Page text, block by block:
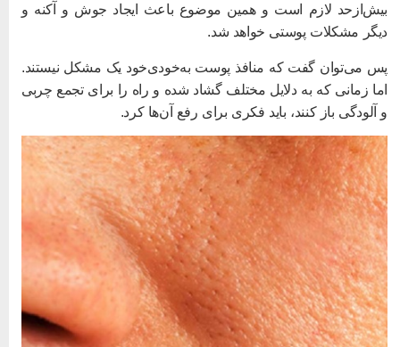
لازم است و همین موضوع باعث ایجاد جوش و آکنه و
مشکلات پوستی خواهد شد.
می‌توان گفت که منافذ پوست به‌خودی‌خود یک مشکل نیستند.
زمانی که به دلایل مختلف گشاد شده و راه را برای تجمع چربی
آلودگی باز کنند، باید فکری برای رفع آن‌ها کرد.